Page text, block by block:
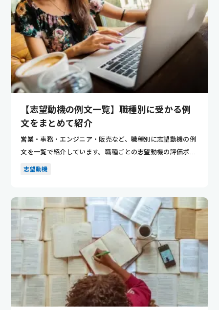
【志望動機の例文一覧】職種別に受かる例
文をまとめて紹介
営業・事務・エンジニア・販売など、職種別に志望動機の例
文を一覧で紹介しています。職種ごとの志望動機の評価ポイ
ントが分かり...
志望動機